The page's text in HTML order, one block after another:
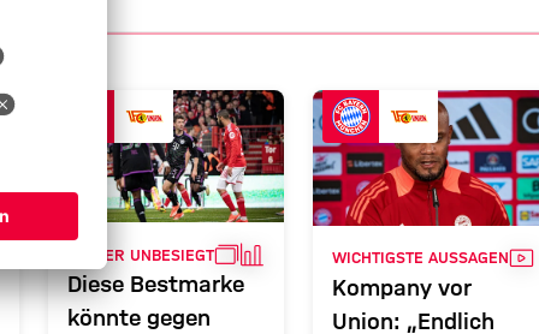
WEITER UNBESIEGTGALLERIE
FAKTEN
Diese Bestmarke
könnte gegen
WICHTIGSTE AUSSAGEN
Kompany vor
Union: „Endlich